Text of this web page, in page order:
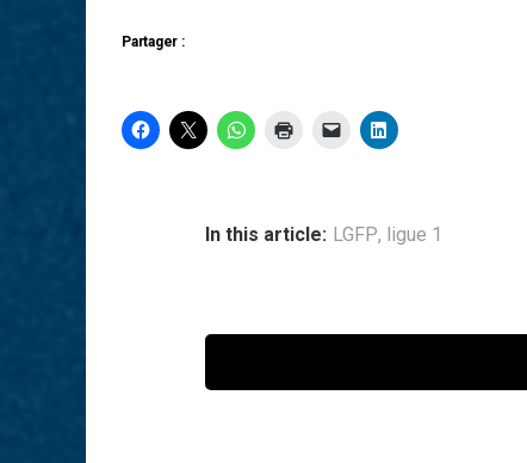
Partager :
In this article: LGFP, ligue 1